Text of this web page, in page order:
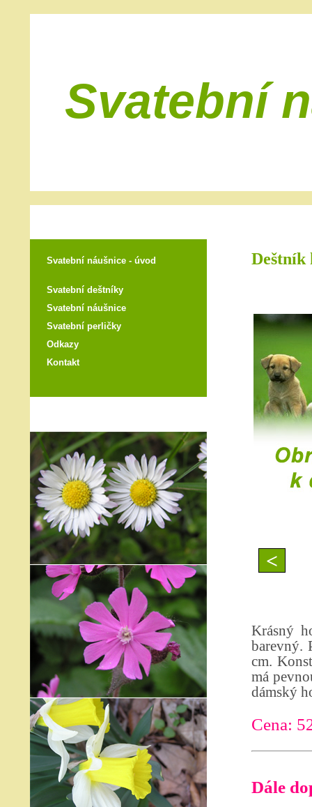
Svatební
Svatební náušnice - úvod
Svatební deštníky
Svatební náušnice
Svatební perličky
Odkazy
Kontakt
Deštník
<
Krásný
barevný.
cm.
má
dámský
Cena:
Dále